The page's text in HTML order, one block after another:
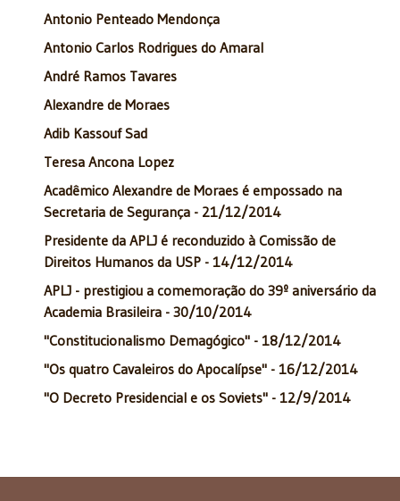
Antonio Penteado Mendonça
Antonio Carlos Rodrigues do Amaral
André Ramos Tavares
Alexandre de Moraes
Adib Kassouf Sad
Teresa Ancona Lopez
Acadêmico Alexandre de Moraes é empossado na
Secretaria de Segurança - 21/12/2014
Presidente da APLJ é reconduzido à Comissão de
Direitos Humanos da USP - 14/12/2014
APLJ - prestigiou a comemoração do 39º aniversário da
Academia Brasileira - 30/10/2014
"Constitucionalismo Demagógico" - 18/12/2014
"Os quatro Cavaleiros do Apocalípse" - 16/12/2014
"O Decreto Presidencial e os Soviets" - 12/9/2014